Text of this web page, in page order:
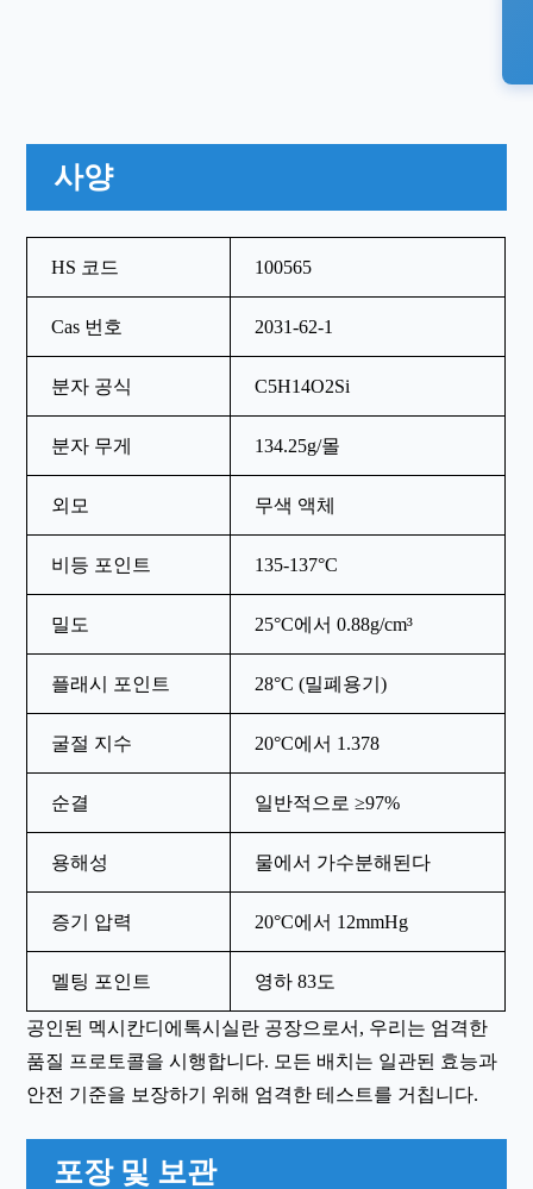
사양
HS 코드 100565
Cas 번호 2031-62-1
분자 공식 C5H14O2Si
분자 무게 134.25g/몰
외모 무색 액체
비등 포인트 135-137°C
밀도 25°C에서 0.88g/cm³
플래시 포인트 28°C (밀폐용기)
굴절 지수 20°C에서 1.378
순결 일반적으로 ≥97%
용해성 물에서 가수분해된다
증기 압력 20°C에서 12mmHg
멜팅 포인트 영하 83도
공인된 멕시칸디에톡시실란 공장으로서, 우리는 엄격한
품질 프로토콜을 시행합니다. 모든 배치는 일관된 효능과
안전 기준을 보장하기 위해 엄격한 테스트를 거칩니다.
포장 및 보관